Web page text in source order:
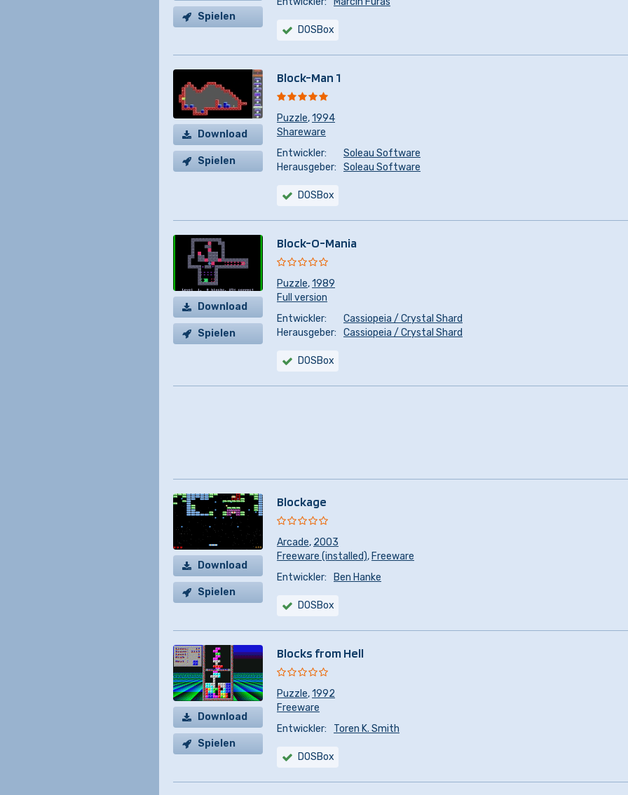
Spielen
DOSBox
Download
Spielen
Block-Man 1
Puzzle,1994
Shareware
Entwickler:
Soleau Software
Herausgeber:
Soleau Software
DOSBox
Download
Spielen
Block-O-Mania
Puzzle,1989
Full version
Entwickler:
Cassiopeia / Crystal Shard
Herausgeber:
Cassiopeia / Crystal Shard
DOSBox
Download
Spielen
Blockage
Arcade, 2003
Freeware (installed), Freeware
Entwickler:
Ben Hanke
DOSBox
Download
Spielen
Blocks from Hell
Puzzle,1992
Freeware
Entwickler:
Toren K. Smith
DOSBox